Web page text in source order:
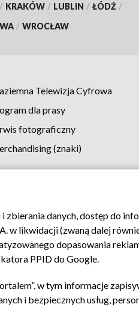
/ KRAKÓW / LUBLIN / ŁÓDŹ /
/ WROCŁAW
Telewizja Cyfrowa
dla prasy
fotograficzny
(znaki)
reklamy Kontakt
danych, dostęp do
w likwidacji (zwaną dalej
dopasowania
PPID do Google.
w tym informacje
i bezpiecznych usług,